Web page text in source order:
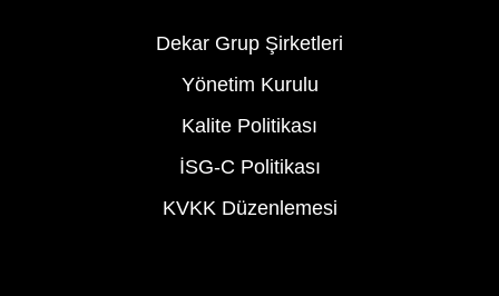
Dekar Grup Şirketleri
Yönetim Kurulu
Kalite Politikası
İSG-C Politikası
KVKK Düzenlemesi